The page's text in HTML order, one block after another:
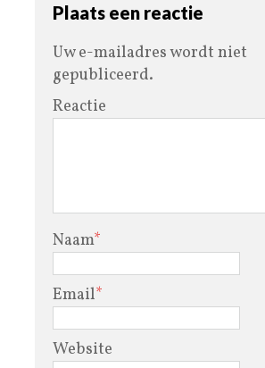
Plaats een reactie
Uw e-mailadres wordt niet
gepubliceerd.
Reactie
Naam*
Email*
Website